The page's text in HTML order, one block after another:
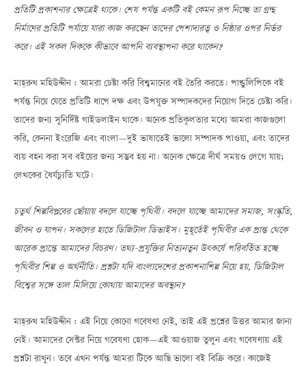
প্রতিটি প্রকাশনার ক্ষেত্রেই থাকে। শেষ পর্যন্ত একটি বই কেমন রূপ নিচ্ছে তা গ্রন্থ
নির্মাণের প্রতিটি পর্যায়ে যারা কাজ করছেন তাদের পেশাদারত্ব ও নিষ্ঠার ওপর নির্ভর
করে। এই সকল দিককে কীভাবে আপনি ব্যবস্থাপনা করে থাকেন?
মাহ্‌রুখ মহিউদ্দীন : আমরা চেষ্টা করি বিশ্বমানের বই তৈরি করতে। পাণ্ডুলিপিকে বই
পর্যন্ত নিয়ে যেতে প্রতিটি ধাপে দক্ষ এবং উপযুক্ত সম্পাদকদের নিয়োগ দিতে চেষ্টা করি।
তাদের জন্য সুনির্দিষ্ট গাইডলাইন থাকে। অনেক প্রতিকূলতার মধ্যে আমরা কাজগুলো
করি, কেননা ইংরেজি এবং বাংলাÑদুই ভাষাতেই ভালো সম্পাদক পাওয়া, এবং তাদের
ব্যয় বহন করা সব বইয়ের জন্য সম্ভব হয় না। অনেক ক্ষেত্রে দীর্ঘ সময়ও লেগে যায়;
লেখকের ধৈর্যচ্যুতি ঘটে।
চতুর্থ শিল্পবিপ্লবের ছোঁয়ায় বদলে যাচ্ছে পৃথিবী। বদলে যাচ্ছে আমাদের সমাজ, সংস্কৃতি,
জীবন ও যাপন। সকলের হাতে ডিজিটাল ডিভাইস। মুহূর্তেই পৃথিবীর এক প্রান্ত থেকে
আরেক প্রান্তে আমাদের বিচরণ। তথ্য-প্রযুক্তির নিত্যনতুন উৎকর্ষে পরিবর্তিত হচ্ছে
পৃথিবীর শিল্প ও অর্থনীতি। প্রশ্নটা যদি বাংলাদেশের প্রকাশনাশিল্প নিয়ে হয়, ডিজিটাল
বিশ্বের সঙ্গে তাল মিলিয়ে কোথায় আমাদের অবস্থান?
মাহ্‌রুখ মহিউদ্দীন : এই নিয়ে কোনো গবেষণা নেই, তাই এই প্রশ্নের উত্তর আমার জানা
নেই। আমাদের সেক্টর নিয়ে গবেষণা হোকÑএই আওয়াজ তুলুন এবং গবেষণায় এই
প্রশ্নটা রাখুন। তবে এখন পর্যন্ত আমরা টিকে আছি ভালো বই বিক্রি করে। কাজেই